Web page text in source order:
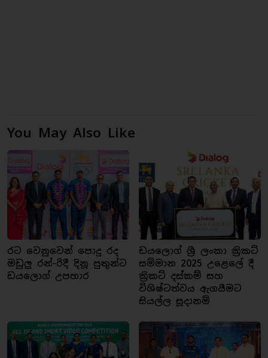
You May Also Like
රට වෙනුවෙන් පොදු රද
මඩුලු රන්-රිදී දිනූ පුතුන්ට
ඩයලොග් උපහාර
ඩයලොග් ශ්‍රී ලංකා ක්‍රිකට්
සම්මාන 2025 උළෙලේ දී
ක්‍රිකට් දස්කම් සහ
විශිෂ්ටත්වය ඇගයීමට
සියල්ල සූදානම්